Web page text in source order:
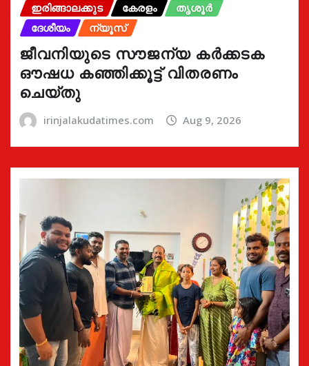
ഇരിങ്ങാലക്കുട കേരളം
തൃശൂർ
ദേശീയം
ന്യൂസ്
ജീവനിയുടെ സൗജന്യ കർക്കടക
ഔഷധ കഞ്ഞിക്കൂട്ട് വിതരണം
ചെയ്തു
irinjalakudatimes.com Aug 9, 2026